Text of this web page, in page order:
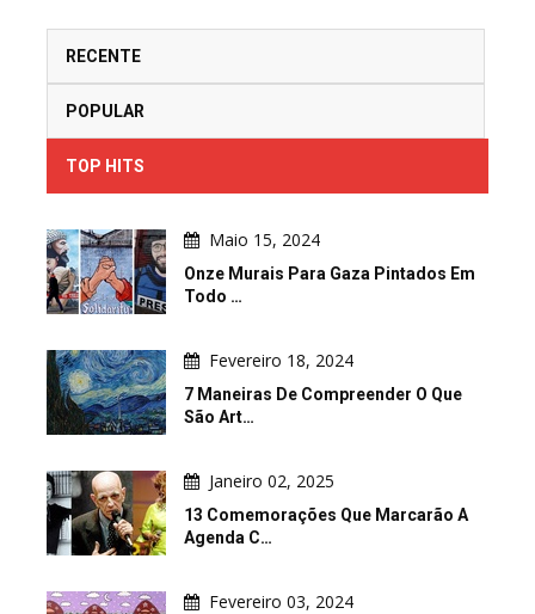
RECENTE
POPULAR
TOP HITS
Maio 15, 2024
Onze Murais Para Gaza Pintados Em
Todo …
Fevereiro 18, 2024
7 Maneiras De Compreender O Que
São Art…
Janeiro 02, 2025
13 Comemorações Que Marcarão A
Agenda C…
Fevereiro 03, 2024